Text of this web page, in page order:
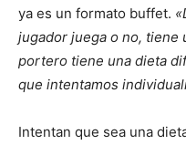
ya es un formato buffet.
jugador juega o no, tiene
portero tiene una dieta
que intentamos
Intentan que sea una